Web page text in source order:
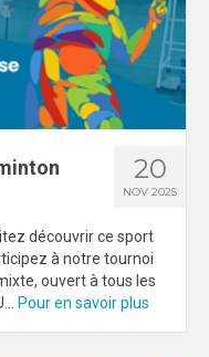
20
NOV 2025
découvrir ce sport
à notre tournoi
ouvert à tous les
Pour en savoir plus